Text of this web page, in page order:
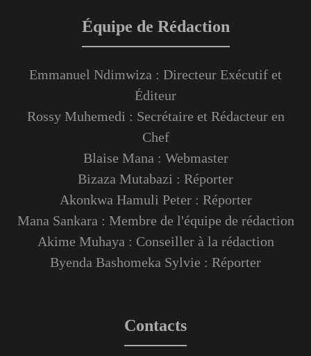
Équipe de Rédaction
Emmanuel Ndimwiza : Directeur Exécutif et
Éditeur
Rossy Muhemedi : Secrétaire et Rédacteur en
Chef
Blaise Mana : Webmaster
Bizaza Mutabazi : Réporter
Akonkwa Hamuli Peter : Réporter
Mana Sankara : Membre de l'équipe de rédaction
Akime Muhaya : Conseiller à la rédaction
Byenda Bashomeka Sylvie : Réporter
Contacts